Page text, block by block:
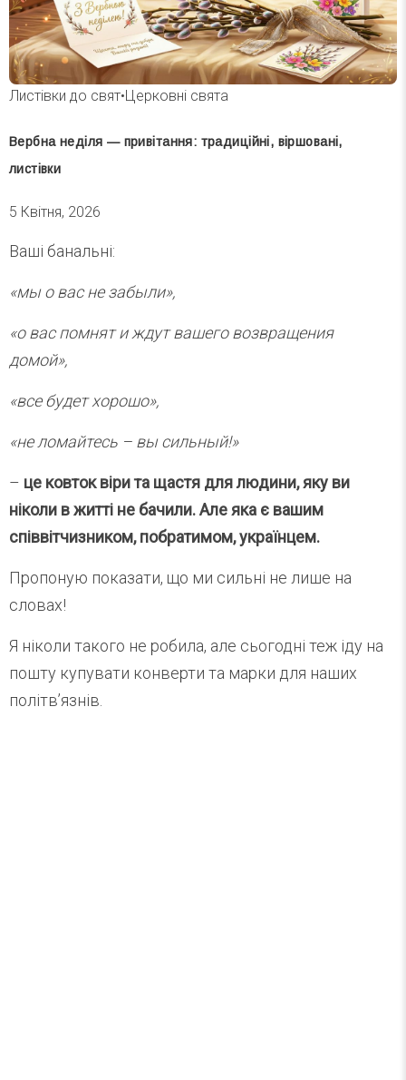
Листівки до свят•Церковні свята
Вербна неділя — привітання: традиційні, віршовані,
листівки
5 Квітня, 2026
Ваші банальні:
«мы о вас не забыли»,
«о вас помнят и ждут вашего возвращения
домой»,
«все будет хорошо»,
«не ломайтесь – вы сильный!»
– це ковток віри та щастя для людини, яку ви
ніколи в житті не бачили. Але яка є вашим
співвітчизником, побратимом, українцем.
Пропоную показати, що ми сильні не лише на
словах!
Я ніколи такого не робила, але сьогодні теж іду на
пошту купувати конверти та марки для наших
політв’язнів.